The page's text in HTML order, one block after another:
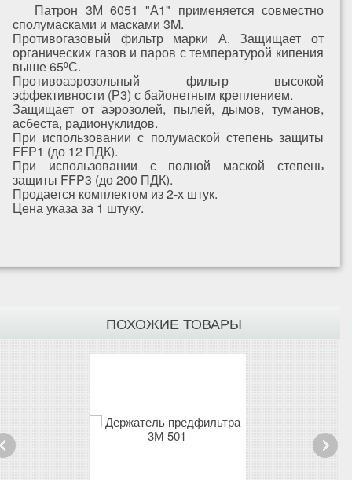
Патрон 3М 6051 "А1" применяется совместно
сполумасками и масками 3M.
Противогазовый фильтр марки А. Защищает от
органических газов и паров с температурой кипения
выше 65⁰С.
Противоаэрозольный фильтр высокой
эффективности (Р3) с байонетным креплением.
Защищает от аэрозолей, пылей, дымов, туманов,
асбеста, радионуклидов.
При использовании с полумаской степень защиты
FFP1 (до 12 ПДК).
При использовании с полной маской степень
защиты FFP3 (до 200 ПДК).
Продается комплектом из 2-х штук.
Цена указа за 1 штуку.
ПОХОЖИЕ ТОВАРЫ